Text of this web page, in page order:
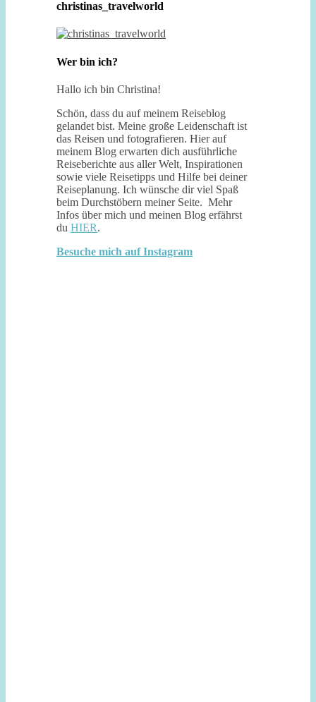
christinas_travelworld
Wer bin ich?
Hallo ich bin Christina!
Schön, dass du auf meinem Reiseblog
gelandet bist. Meine große Leidenschaft ist
das Reisen und fotografieren. Hier auf
meinem Blog erwarten dich ausführliche
Reiseberichte aus aller Welt, Inspirationen
sowie viele Reisetipps und Hilfe bei deiner
Reiseplanung. Ich wünsche dir viel Spaß
beim Durchstöbern meiner Seite. Mehr
Infos über mich und meinen Blog erfährst
du HIER.
Besuche mich auf Instagram